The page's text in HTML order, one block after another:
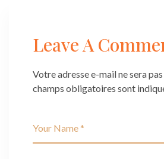
Leave A
Votre adresse e-mail ne sera
champs obligatoires sont